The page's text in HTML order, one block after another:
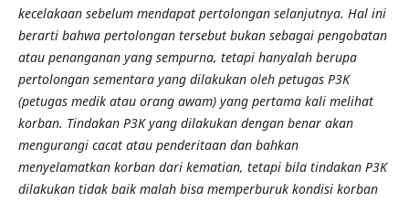
kecelakaan sebelum mendapat pertolongan selanjutnya. Hal ini
berarti bahwa pertolongan tersebut bukan sebagai pengobatan
atau penanganan yang sempurna, tetapi hanyalah berupa
pertolongan sementara yang dilakukan oleh petugas P3K
(petugas medik atau orang awam) yang pertama kali melihat
korban. Tindakan P3K yang dilakukan dengan benar akan
mengurangi cacat atau penderitaan dan bahkan
menyelamatkan korban dari kematian, tetapi bila tindakan P3K
dilakukan tidak baik malah bisa memperburuk kondisi korban